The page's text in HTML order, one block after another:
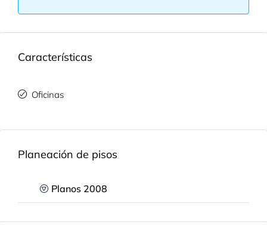
Características
Oficinas
Planeación de pisos
Planos 2008